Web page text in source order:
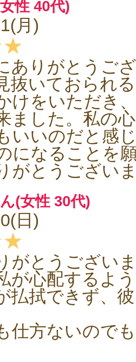
性 40代)
月)
ありがとうご
抜いておられ
けをいただき
ました。私の
いいのだと感
になることを
がとうござい
(女性 30代)
日)
がとうござい
が心配するよ
払拭できず、
仕方ないので